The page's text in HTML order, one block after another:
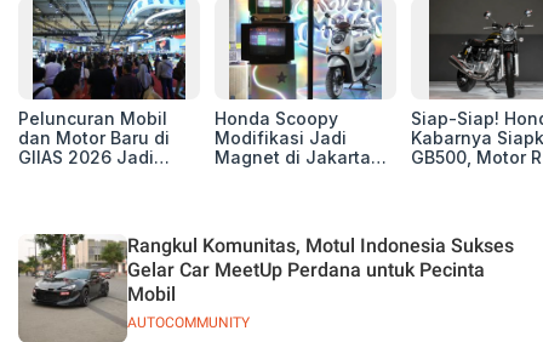
Peluncuran Mobil
dan Motor Baru di
GIIAS 2026 Jadi
Honda Scoopy
Modifikasi Jadi
Magnet di Jakarta
Siap-Siap!
Kabarnya
GB500, Motor
AUTOCOMMUNITY
Rangkul Komunitas, Motul Indonesia Sukses
Gelar Car MeetUp Perdana untuk Pecinta
Mobil